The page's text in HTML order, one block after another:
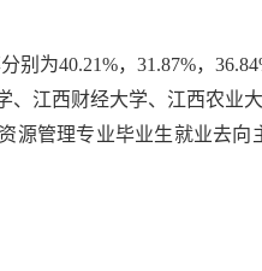
别为40.21%，31.87%，
、江西财经大学、江西农业
源管理专业毕业生就业去